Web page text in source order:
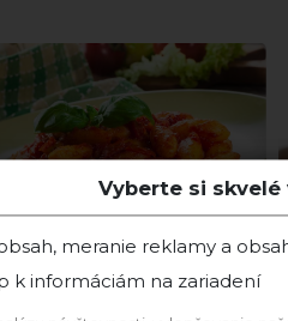
Vyberte si skvelé
meranie reklamy a
k informáciám na zariadení